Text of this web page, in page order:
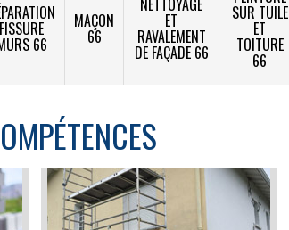
FISSURE
66
MAÇON
66
NETTOYAGE
ET
RAVALEMENT
DE FAÇADE 66
SUR TUILE
ET
TOITURE
66